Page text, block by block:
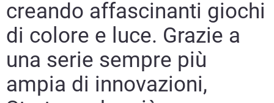
creando affascinanti giochi
di colore e luce. Grazie a
una serie sempre più
ampia di innovazioni,